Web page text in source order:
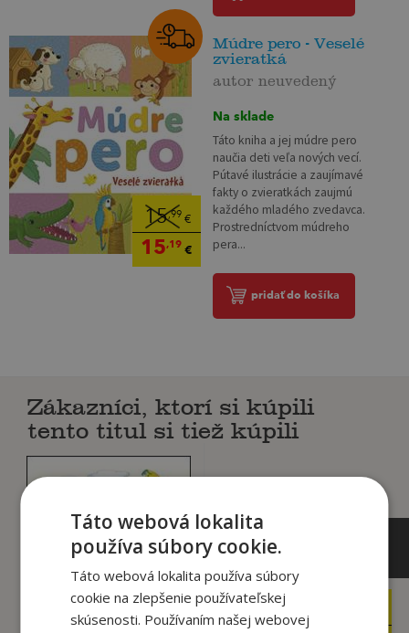
15,99 €
15,19 €
Múdre pero - Veselé
zvieratká
autor neuvedený
Na sklade
Táto kniha a jej múdre pero
naučia deti veľa nových vecí.
Pútavé ilustrácie a zaujímavé
fakty o zvieratkách zaujmú
každého mladého zvedavca.
Prostredníctvom múdreho
pera...
pridať do košíka
Zákazníci, ktorí si kúpili
tento titul si tiež kúpili
Táto webová lokalita
používa súbory cookie.
Táto webová lokalita používa súbory
cookie na zlepšenie používateľskej
skúsenosti. Používaním našej webovej